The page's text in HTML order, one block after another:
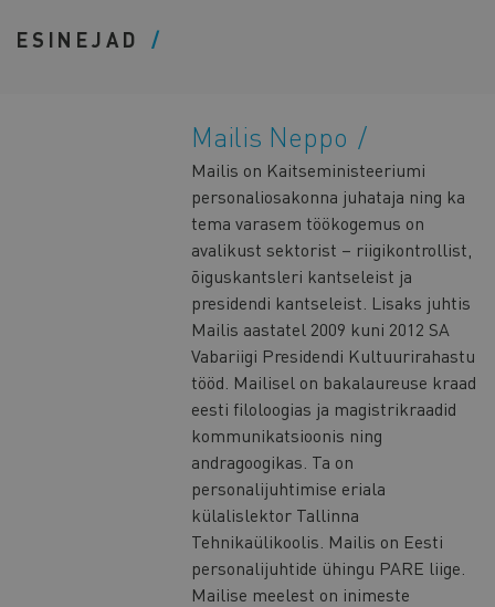
ESINEJAD
Mailis Neppo
Mailis on Kaitseministeeriumi
personaliosakonna juhataja ning ka
tema varasem töökogemus on
avalikust sektorist – riigikontrollist,
õiguskantsleri kantseleist ja
presidendi kantseleist. Lisaks juhtis
Mailis aastatel 2009 kuni 2012 SA
Vabariigi Presidendi Kultuurirahastu
tööd. Mailisel on bakalaureuse kraad
eesti filoloogias ja magistrikraadid
kommunikatsioonis ning
andragoogikas. Ta on
personalijuhtimise eriala
külalislektor Tallinna
Tehnikaülikoolis. Mailis on Eesti
personalijuhtide ühingu PARE liige.
Mailise meelest on inimeste